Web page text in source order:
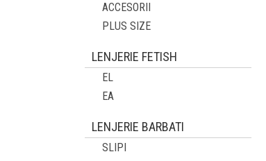
ACCESORII
PLUS SIZE
LENJERIE FETISH
EL
EA
LENJERIE BARBATI
SLIPI